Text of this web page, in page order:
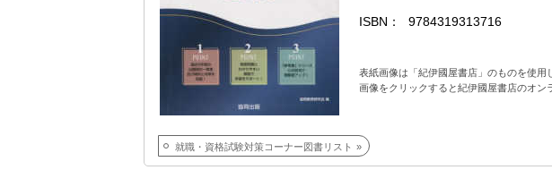
ISBN 9784319313716
表紙画像は「紀伊國屋書店」のものを使用
画像をクリックすると紀伊國屋書店のオン
就職・資格試験対策コーナー図書リスト